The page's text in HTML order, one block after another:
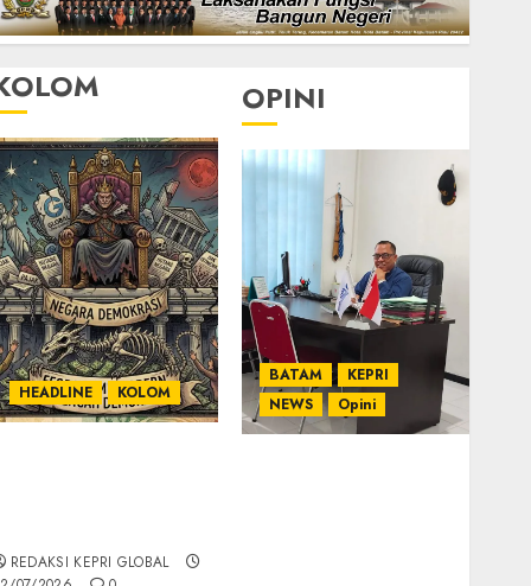
HEADLINE KOLOM
REDAKSI KEPRI GLOBAL
OPINI
BATAM
KEPRI
NEWS
Opini